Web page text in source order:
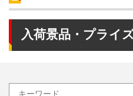
入荷景品・プライ